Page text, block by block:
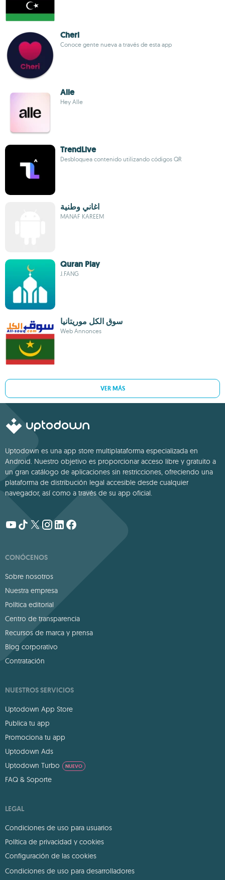
Cheri
Conoce gente nueva a través de esta app
Alle
Hey Alle
TrendLive
Desbloquea contenido utilizando códigos QR
اغاني وطنية
MANAF KAREEM
Quran Play
J.FANG
سوق الكل موريتانيا
Web Annonces
VER MÁS
Uptodown es una app store multiplataforma especializada en
Android. Nuestro objetivo es proporcionar acceso libre y gratuito a
un gran catálogo de aplicaciones sin restricciones, ofreciendo una
plataforma de distribución legal accesible desde cualquier
navegador, así como a través de su app oficial.
CONÓCENOS
Sobre nosotros
Nuestra empresa
Política editorial
Centro de transparencia
Recursos de marca y prensa
Blog corporativo
Contratación
NUESTROS SERVICIOS
Uptodown App Store
Publica tu app
Promociona tu app
Uptodown Ads
Uptodown Turbo
NUEVO
FAQ & Soporte
LEGAL
Condiciones de uso para usuarios
Política de privacidad y cookies
Configuración de las cookies
Condiciones de uso para desarrolladores